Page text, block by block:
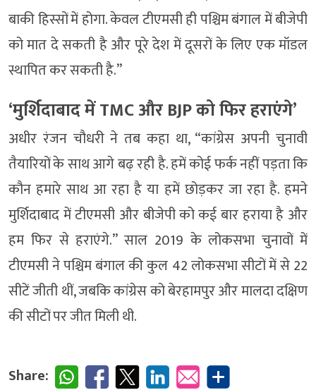
बाकी हिस्सों में होगा. केवल टीएमसी ही पश्चिम बंगाल में बीजेपी
को मात दे सकती है और पूरे देश में दूसरों के लिए एक मॉडल
स्थापित कर सकती है.”
‘मुर्शिदाबाद में TMC और BJP को फिर हराएंगे’
अधीर रंजन चौधरी ने तब कहा था, “कांग्रेस अपनी चुनावी
तैयारियों के साथ आगे बढ़ रही है. हमें कोई फर्क नहीं पड़ता कि
कौन हमारे साथ आ रहा है या हमें छोड़कर जा रहा है. हमने
मुर्शिदाबाद में टीएमसी और बीजेपी को कई बार हराया है और
हम फिर से हराएंगे.” साल 2019 के लोकसभा चुनावों में
टीएमसी ने पश्चिम बंगाल की कुल 42 लोकसभा सीटों में से 22
सीटें जीती थीं, जबकि कांग्रेस को बेरहामपुर और मालदा दक्षिण
की सीटों पर जीत मिली थी.
Share: